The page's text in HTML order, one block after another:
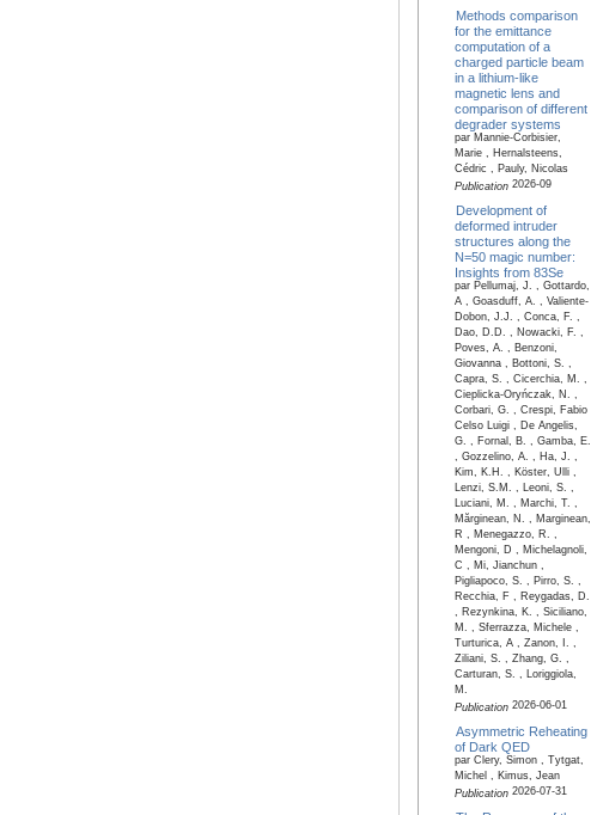
Methods comparison
for the emittance
computation of a
charged particle beam
in a lithium-like
magnetic lens and
comparison of different
degrader systems
par Mannie-Corbisier,
Marie , Hernalsteens,
Cédric , Pauly, Nicolas
Publication2026-09
Development of
deformed intruder
structures along the
N=50 magic number:
Insights from 83Se
par Pellumaj, J. , Gottardo,
A , Goasduff, A. , Valiente-
Dobon, J.J. , Conca, F. ,
Dao, D.D. , Nowacki, F. ,
Poves, A. , Benzoni,
Giovanna , Bottoni, S. ,
Capra, S. , Cicerchia, M. ,
Cieplicka-Oryńczak, N. ,
Corbari, G. , Crespi, Fabio
Celso Luigi , De Angelis,
G. , Fornal, B. , Gamba, E.
, Gozzelino, A. , Ha, J. ,
Kim, K.H. , Köster, Ulli ,
Lenzi, S.M. , Leoni, S. ,
Luciani, M. , Marchi, T. ,
Mărginean, N. , Marginean,
R , Menegazzo, R. ,
Mengoni, D , Michelagnoli,
C , Mi, Jianchun ,
Pigliapoco, S. , Pirro, S. ,
Recchia, F , Reygadas, D.
, Rezynkina, K. , Siciliano,
M. , Sferrazza, Michele ,
Turturica, A , Zanon, I. ,
Ziliani, S. , Zhang, G. ,
Carturan, S. , Loriggiola,
M.
Publication2026-06-01
Asymmetric Reheating
of Dark QED
par Clery, Simon , Tytgat,
Michel , Kimus, Jean
Publication2026-07-31